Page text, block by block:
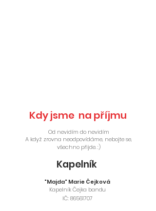
Kdy jsme na příjmu
Od nevidím do nevidím
A když zrovna neodpovídáme, nebojte se,
všechno přijde. :)
Kapelník
"Majda" Marie Čejková
​Kapelník Čejka bandu
​IČ:86561707